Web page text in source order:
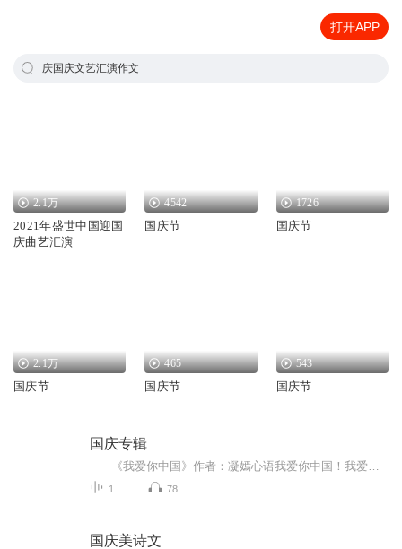
打开APP
庆国庆文艺汇演作文
2.1万
2021年盛世中国迎国
庆曲艺汇演
4542
国庆节
1726
国庆节
2.1万
国庆节
465
国庆节
543
国庆节
国庆专辑
1 78
国庆美诗文